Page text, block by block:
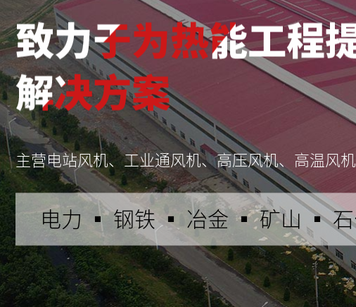
主营电站风机、工业通风机、高压风机、高温风
电力 ▪ 钢铁 ▪ 冶金 ▪ 矿山 ▪